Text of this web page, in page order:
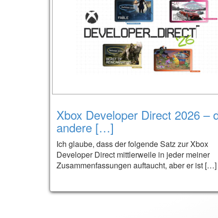
Xbox Developer Direct 2026 –
andere […]
Ich glaube, dass der folgende Satz zur Xbox
Developer Direct mittlerweile in jeder meiner
Zusammenfassungen auftaucht, aber er ist […]